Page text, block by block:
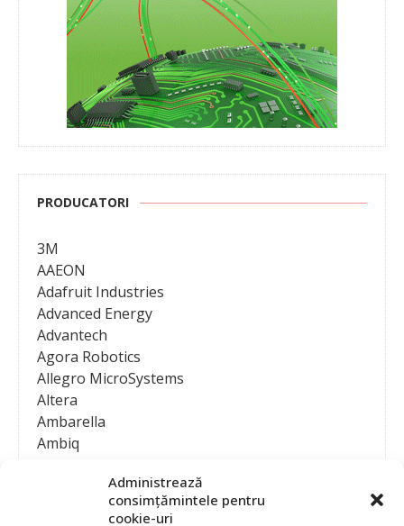
Administrează
consimțămintele pentru
cookie-uri
PRODUCATORI
3M
AAEON
Adafruit Industries
Advanced Energy
Advantech
Agora Robotics
Allegro MicroSystems
Altera
Ambarella
Ambiq
Analog Devices